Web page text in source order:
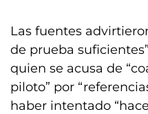
Las fuentes
de prueba
quien se acusa de
piloto” por
haber intentado